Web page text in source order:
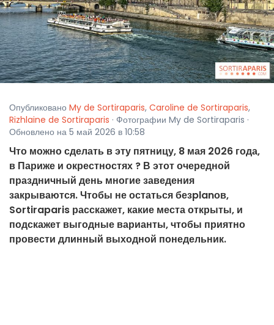
Опубликовано My de Sortiraparis, Caroline de Sortiraparis,
Rizhlaine de Sortiraparis · Фотографии My de Sortiraparis ·
Обновлено на 5 май 2026 в 10:58
Что можно сделать в эту пятницу, 8 мая 2026 года,
в Париже и окрестностях ? В этот очередной
праздничный день многие заведения
закрываются. Чтобы не остаться безplanов,
Sortiraparis расскажет, какие места открыты, и
подскажет выгодные варианты, чтобы приятно
провести длинный выходной понедельник.